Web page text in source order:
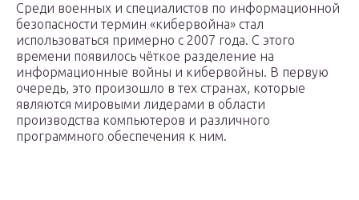
Среди военных и специалистов по информационной
безопасности термин «кибервойна» стал
использоваться примерно с 2007 года. С этого
времени появилось чёткое разделение на
информационные войны и кибервойны. В первую
очередь, это произошло в тех странах, которые
являются мировыми лидерами в области
производства компьютеров и различного
программного обеспечения к ним.